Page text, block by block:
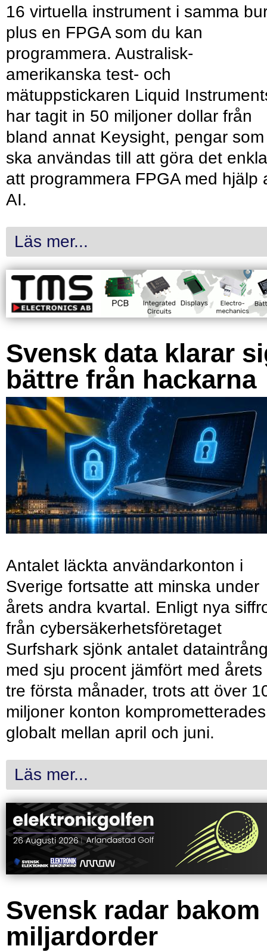
16 virtuella instrument i samma
plus en FPGA som du kan
programmera. Australisk-
amerikanska test- och
mätuppstickaren Liquid
har tagit in 50 miljoner dollar från
bland annat Keysight, pengar som
ska användas till att göra det
att programmera FPGA med hjälp
AI.
Läs mer...
Svensk data klarar
bättre från hackarna
Antalet läckta användarkonton i
Sverige fortsatte att minska under
årets andra kvartal. Enligt nya
från cybersäkerhetsföretaget
Surfshark sjönk antalet
med sju procent jämfört med årets
tre första månader, trots att över
miljoner konton komprometterades
globalt mellan april och juni.
Läs mer...
Svensk radar bakom
miljardorder